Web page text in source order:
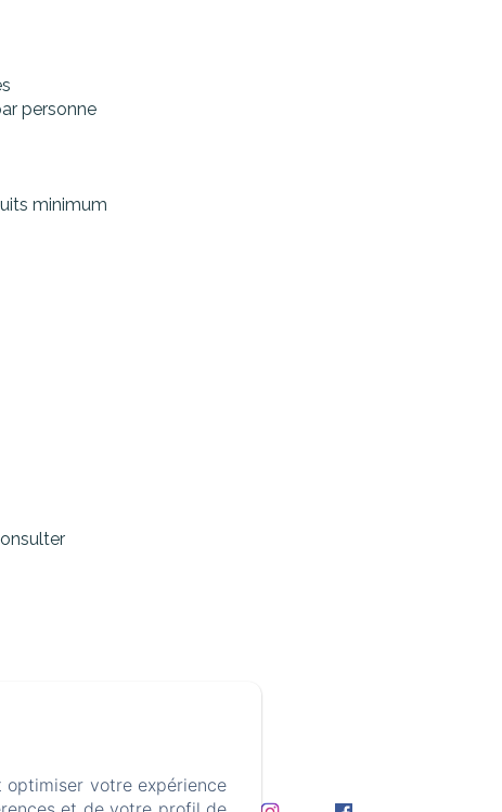
personne
minimum
votre expérience